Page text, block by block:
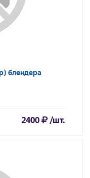
блендера
2400 /шт.